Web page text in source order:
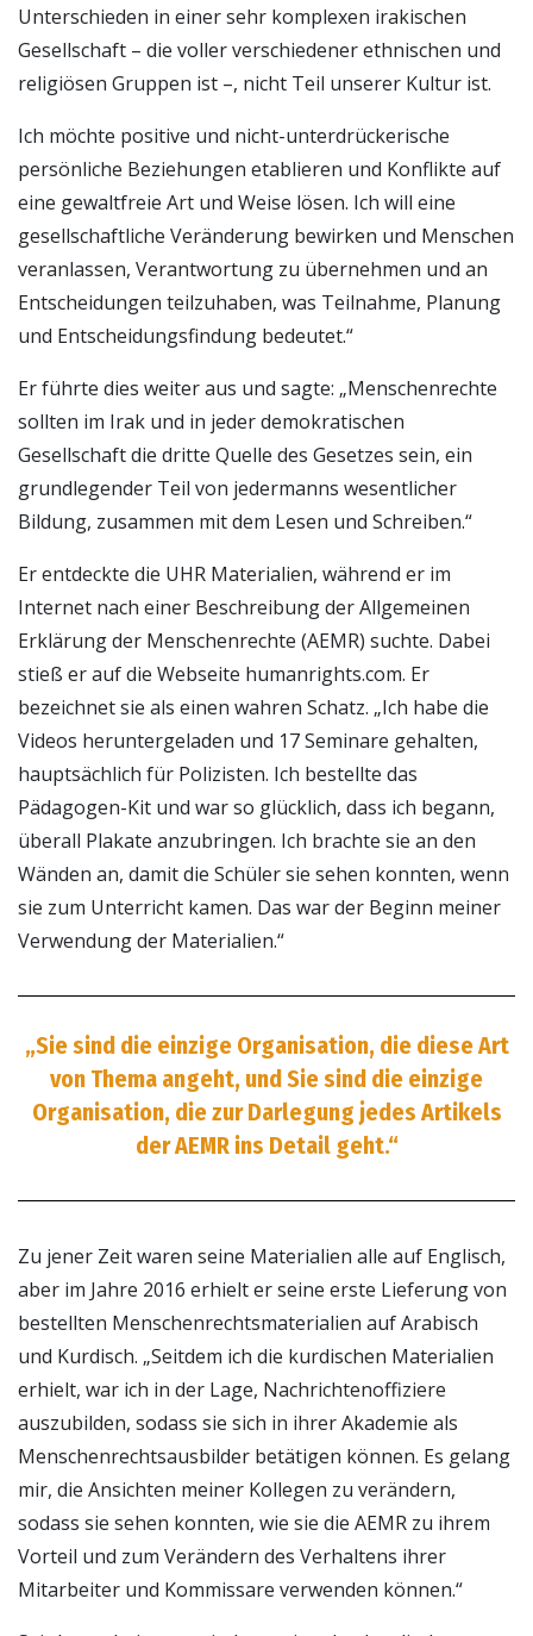
Unterschieden in einer sehr komplexen irakischen
Gesellschaft – die voller verschiedener ethnischen und
religiösen Gruppen ist –, nicht Teil unserer Kultur ist.
Ich möchte positive und nicht-unterdrückerische
persönliche Beziehungen etablieren und Konflikte auf
eine gewaltfreie Art und Weise lösen. Ich will eine
gesellschaftliche Veränderung bewirken und Menschen
veranlassen, Verantwortung zu übernehmen und an
Entscheidungen teilzuhaben, was Teilnahme, Planung
und Entscheidungsfindung bedeutet.“
Er führte dies weiter aus und sagte: „Menschenrechte
sollten im Irak und in jeder demokratischen
Gesellschaft die dritte Quelle des Gesetzes sein, ein
grundlegender Teil von jedermanns wesentlicher
Bildung, zusammen mit dem Lesen und Schreiben.“
Er entdeckte die UHR Materialien, während er im
Internet nach einer Beschreibung der Allgemeinen
Erklärung der Menschenrechte (AEMR) suchte. Dabei
stieß er auf die Webseite humanrights.com. Er
bezeichnet sie als einen wahren Schatz. „Ich habe die
Videos heruntergeladen und 17 Seminare gehalten,
hauptsächlich für Polizisten. Ich bestellte das
Pädagogen-Kit und war so glücklich, dass ich begann,
überall Plakate anzubringen. Ich brachte sie an den
Wänden an, damit die Schüler sie sehen konnten, wenn
sie zum Unterricht kamen. Das war der Beginn meiner
Verwendung der Materialien.“
„Sie sind die einzige Organisation, die diese Art
von Thema angeht, und Sie sind die einzige
Organisation, die zur Darlegung jedes Artikels
der AEMR ins Detail geht.“
Zu jener Zeit waren seine Materialien alle auf Englisch,
aber im Jahre 2016 erhielt er seine erste Lieferung von
bestellten Menschenrechtsmaterialien auf Arabisch
und Kurdisch. „Seitdem ich die kurdischen Materialien
erhielt, war ich in der Lage, Nachrichtenoffiziere
auszubilden, sodass sie sich in ihrer Akademie als
Menschenrechtsausbilder betätigen können. Es gelang
mir, die Ansichten meiner Kollegen zu verändern,
sodass sie sehen konnten, wie sie die AEMR zu ihrem
Vorteil und zum Verändern des Verhaltens ihrer
Mitarbeiter und Kommissare verwenden können.“